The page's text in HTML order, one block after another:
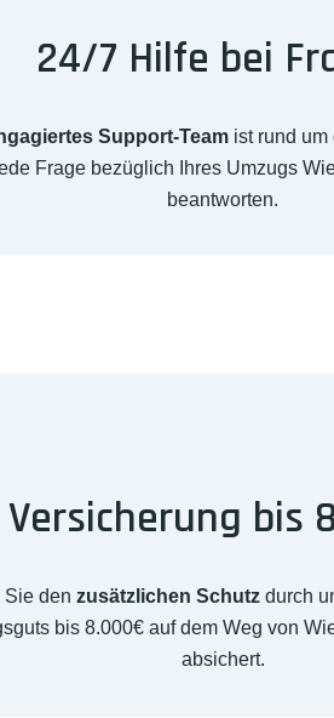
24/7 Hilfe bei
Support-Teamist rund um
Frage bezüglich Ihres Umzugs
beantworten.
Versicherung bis
den zusätzlichen Schutzdurch
bis 8.000€ auf dem Weg von
absichert.